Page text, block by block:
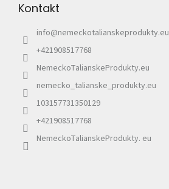
Kontakt
info@nemeckotalianskeprodukty.eu
+421908517768
NemeckoTalianskeProdukty.eu
nemecko_talianske_produkty.eu
103157731350129
+421908517768
NemeckoTalianskeProdukty. eu